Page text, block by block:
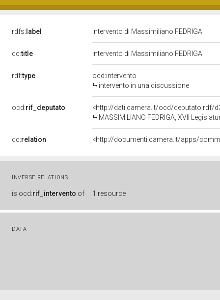
rdfs: label intervento di Massimiliano FEDRIGA
dc:title intervento di Massimiliano FEDRIGA
rdf:type
ocd:intervento
intervento in una discussione
ocd:rif_deputato
<http://dati.camera.it/ocd/deputato.rdf/
MASSIMILIANO FEDRIGA, XVII
dc:relation
INVERSE RELATIONS
is ocd:rif_intervento of 1 resource
DATA